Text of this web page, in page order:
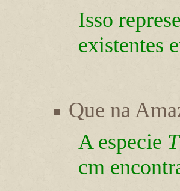
Isso
existentes
Que na
A especie
cm